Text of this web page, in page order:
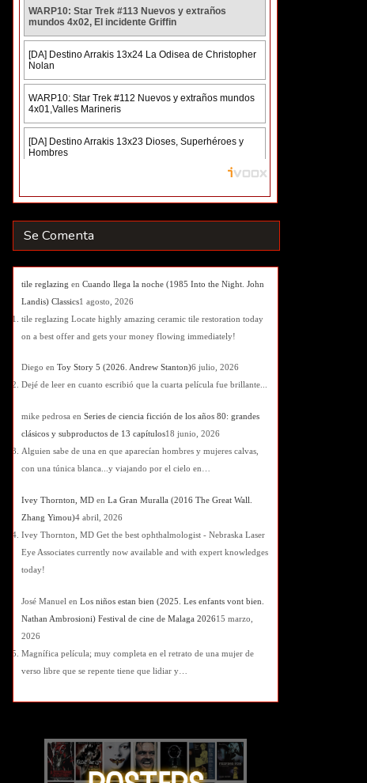
Se Comenta
tile reglazing en Cuando llega la noche (1985 Into the Night. John
Landis) Classics1 agosto, 2026
tile reglazing Locate highly amazing ceramic tile restoration today
on a best offer and gets your money flowing immediately!
Diego en Toy Story 5 (2026. Andrew Stanton)6 julio, 2026
Dejé de leer en cuanto escribió que la cuarta película fue brillante...
mike pedrosa en Series de ciencia ficción de los años 80: grandes
clásicos y subproductos de 13 capítulos18 junio, 2026
Alguien sabe de una en que aparecían hombres y mujeres calvas,
con una túnica blanca...y viajando por el cielo en…
Ivey Thornton, MD en La Gran Muralla (2016 The Great Wall.
Zhang Yimou)4 abril, 2026
Ivey Thornton, MD Get the best ophthalmologist - Nebraska Laser
Eye Associates currently now available and with expert knowledges
today!
José Manuel en Los niños estan bien (2025. Les enfants vont bien.
Nathan Ambrosioni) Festival de cine de Malaga 202615 marzo,
2026
Magnífica película; muy completa en el retrato de una mujer de
verso libre que se repente tiene que lidiar y…